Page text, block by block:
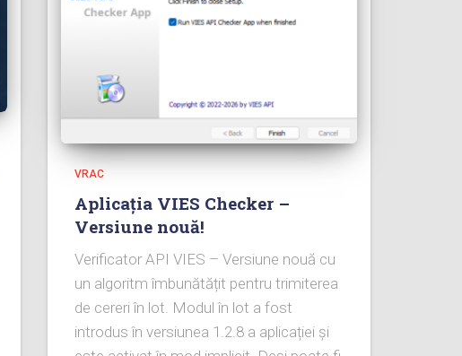
VRAC
Aplicația VIES Checker –
Versiune nouă!
Verificator API VIES – Versiune nouă cu
un algoritm îmbunătățit pentru trimiterea
de cereri în lot. Modul în lot a fost
introdus în versiunea 1.2.8 a aplicației și